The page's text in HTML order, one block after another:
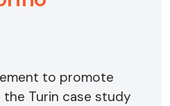
to promote
Turin case study